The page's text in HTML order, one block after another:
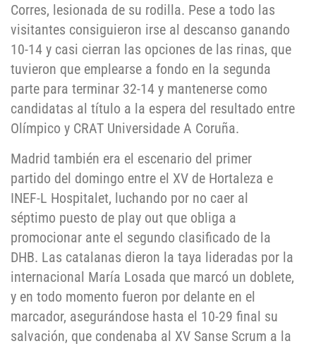
Corres, lesionada de su rodilla. Pese a todo las
visitantes consiguieron irse al descanso ganando
10-14 y casi cierran las opciones de las rinas, que
tuvieron que emplearse a fondo en la segunda
parte para terminar 32-14 y mantenerse como
candidatas al título a la espera del resultado entre
Olímpico y CRAT Universidade A Coruña.
Madrid también era el escenario del primer
partido del domingo entre el XV de Hortaleza e
INEF-L Hospitalet, luchando por no caer al
séptimo puesto de play out que obliga a
promocionar ante el segundo clasificado de la
DHB. Las catalanas dieron la taya lideradas por la
internacional María Losada que marcó un doblete,
y en todo momento fueron por delante en el
marcador, asegurándose hasta el 10-29 final su
salvación, que condenaba al XV Sanse Scrum a la